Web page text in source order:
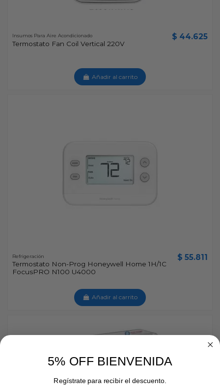
Insumos Para Aire Acondicionado
Termostato Fan Coil Vertical 220V
$ 44.625
Añadir al carrito
Refrigeración
Termostato Non-Prog Honeywell Home 1H/1C
FocusPRO N100 U4000
$ 55.811
Añadir al carrito
5% OFF BIENVENIDA
Regístrate para recibir el descuento.